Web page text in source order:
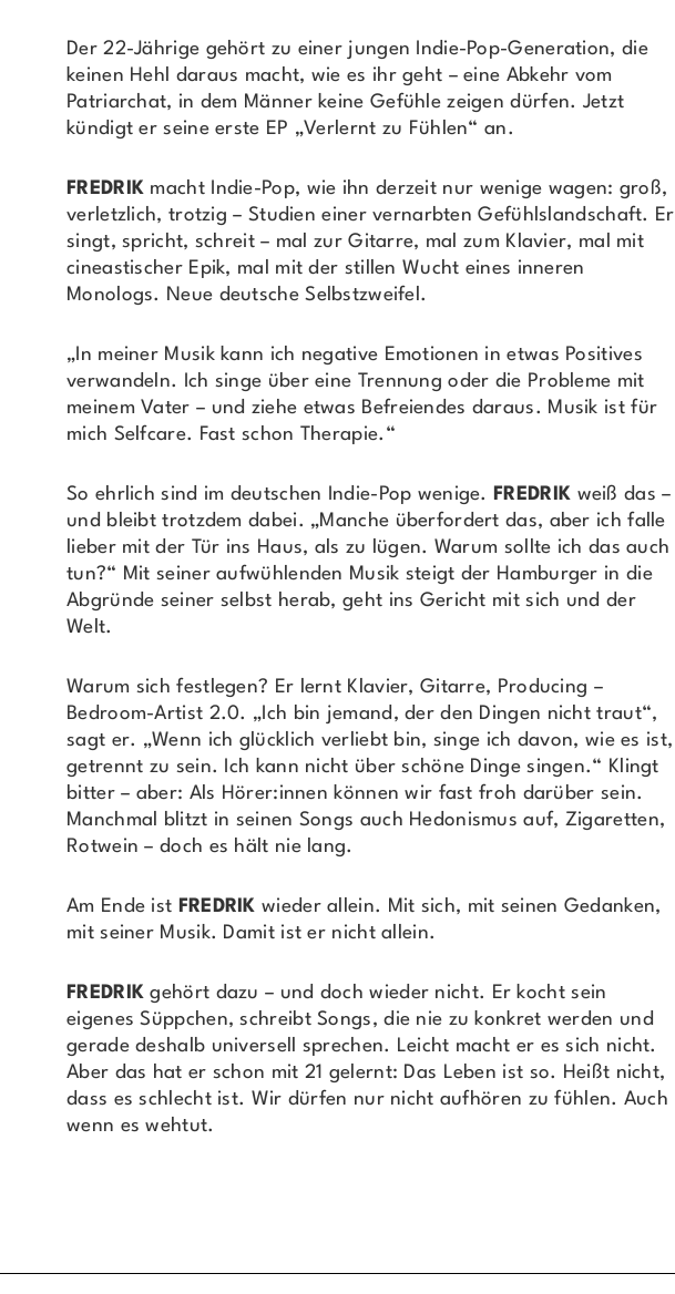
Der 22-Jährige gehört zu einer jungen Indie-Pop-Generation, die
keinen Hehl daraus macht, wie es ihr geht – eine Abkehr vom
Patriarchat, in dem Männer keine Gefühle zeigen dürfen. Jetzt
kündigt er seine erste EP „Verlernt zu Fühlen“ an.
FREDRIK macht Indie-Pop, wie ihn derzeit nur wenige wagen: groß,
verletzlich, trotzig – Studien einer vernarbten Gefühlslandschaft. Er
singt, spricht, schreit – mal zur Gitarre, mal zum Klavier, mal mit
cineastischer Epik, mal mit der stillen Wucht eines inneren
Monologs. Neue deutsche Selbstzweifel.
„In meiner Musik kann ich negative Emotionen in etwas Positives
verwandeln. Ich singe über eine Trennung oder die Probleme mit
meinem Vater – und ziehe etwas Befreiendes daraus. Musik ist für
mich Selfcare. Fast schon Therapie.“
So ehrlich sind im deutschen Indie-Pop wenige. FREDRIK weiß das –
und bleibt trotzdem dabei. „Manche überfordert das, aber ich falle
lieber mit der Tür ins Haus, als zu lügen. Warum sollte ich das auch
tun?“ Mit seiner aufwühlenden Musik steigt der Hamburger in die
Abgründe seiner selbst herab, geht ins Gericht mit sich und der
Welt.
Warum sich festlegen? Er lernt Klavier, Gitarre, Producing –
Bedroom-Artist 2.0. „Ich bin jemand, der den Dingen nicht traut“,
sagt er. „Wenn ich glücklich verliebt bin, singe ich davon, wie es ist,
getrennt zu sein. Ich kann nicht über schöne Dinge singen.“ Klingt
bitter – aber: Als Hörer:innen können wir fast froh darüber sein.
Manchmal blitzt in seinen Songs auch Hedonismus auf, Zigaretten,
Rotwein – doch es hält nie lang.
Am Ende ist FREDRIK wieder allein. Mit sich, mit seinen Gedanken,
mit seiner Musik. Damit ist er nicht allein.
FREDRIK gehört dazu – und doch wieder nicht. Er kocht sein
eigenes Süppchen, schreibt Songs, die nie zu konkret werden und
gerade deshalb universell sprechen. Leicht macht er es sich nicht.
Aber das hat er schon mit 21 gelernt: Das Leben ist so. Heißt nicht,
dass es schlecht ist. Wir dürfen nur nicht aufhören zu fühlen. Auch
wenn es wehtut.